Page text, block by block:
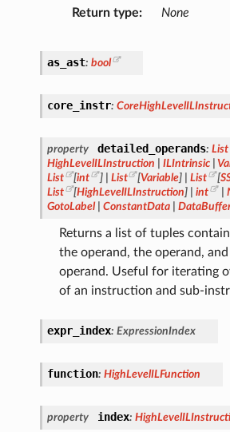
Return type None
as_ast: bool
core_instr:
property detailed_operands: List
HighLevelILInstruction
ILIntrinsic
List
[int ] List [Variable] List [
List
[HighLevelILInstruction] int
GotoLabel
ConstantData DataBuffer
Returns a list of tuples
the operand, the operand,
operand. Useful for iterating
of an instruction and sub-
expr_index: ExpressionIndex
function: HighLevelILFunction
property index: